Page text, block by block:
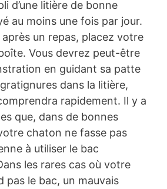
d’une litière de bonne
au moins une fois par jour.
un repas, placez votre
Vous devrez peut-être
en guidant sa patte
dans la litière,
rapidement. Il y a
que, dans de bonnes
chaton ne fasse pas
à utiliser le bac
les rares cas où votre
pas le bac, un mauvais